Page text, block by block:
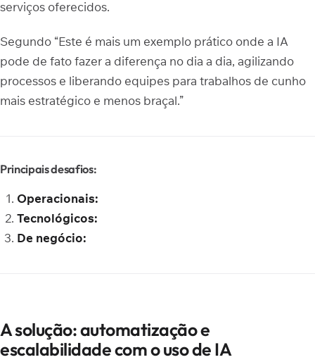
serviços oferecidos.
Segundo “Este é mais um exemplo prático onde a IA
pode de fato fazer a diferença no dia a dia, agilizando
processos e liberando equipes para trabalhos de cunho
mais estratégico e menos braçal.”
Principais desafios:
Operacionais:
Tecnológicos:
De negócio:
A solução: automatização e
escalabilidade com o uso de IA